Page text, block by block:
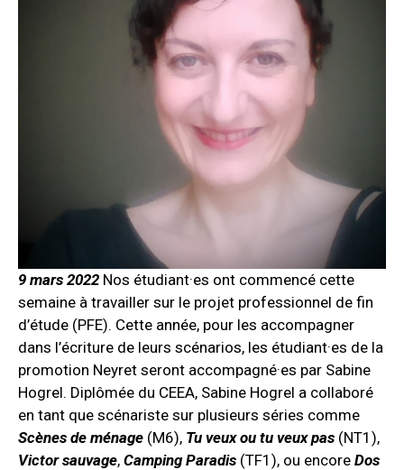
9 mars 2022 Nos étudiant·es ont commencé cette
semaine à travailler sur le projet professionnel de fin
d’étude (PFE). Cette année, pour les accompagner
dans l’écriture de leurs scénarios, les étudiant·es de la
promotion Neyret seront accompagné·es par Sabine
Hogrel. Diplômée du CEEA, Sabine Hogrel a collaboré
en tant que scénariste sur plusieurs séries comme
Scènes de ménage (M6), Tu veux ou tu veux pas (NT1),
Victor sauvage, Camping Paradis (TF1), ou encore Dos